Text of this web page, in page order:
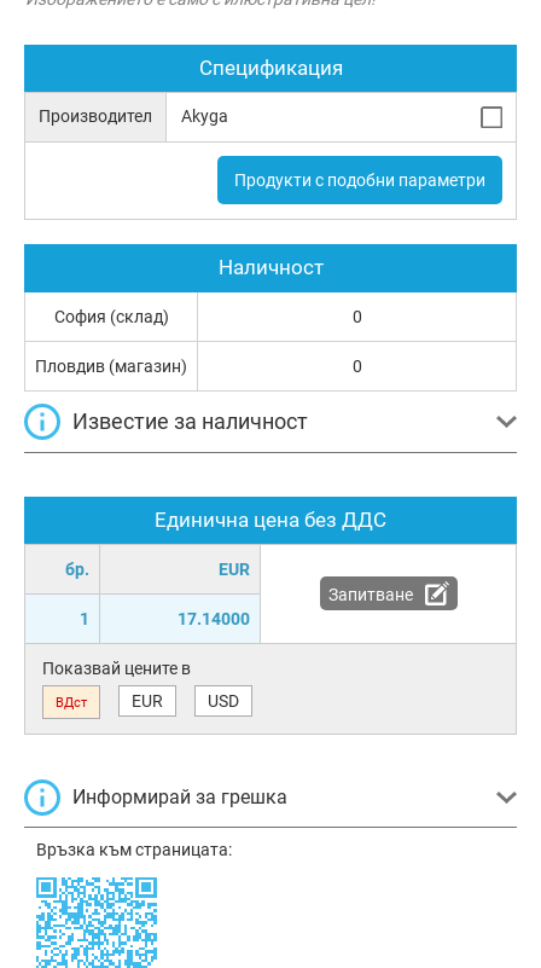
Спецификация
Производител Akyga
Продукти с подобни параметри
Единична цена без ДДС
бр. EUR
1 17.14000
Запитване
Показвай цените в
ВДст EUR USD
Информирай за грешка
Връзка към страницата:
Наличност
София (склад) 0
Пловдив (магазин) 0
Известие за наличност